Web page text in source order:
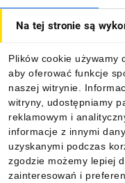
Na tej stronie są
Plików cookie używamy
aby oferować funkcje
naszej witrynie.
witryny, udostępniamy
reklamowym i
informacje z innymi
uzyskanymi podczas
zgodzie możemy lepiej
zainteresowań i
Informacje
Pobierz